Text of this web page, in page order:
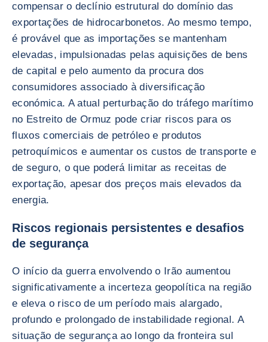
compensar o declínio estrutural do domínio das
exportações de hidrocarbonetos. Ao mesmo tempo,
é provável que as importações se mantenham
elevadas, impulsionadas pelas aquisições de bens
de capital e pelo aumento da procura dos
consumidores associado à diversificação
económica. A atual perturbação do tráfego marítimo
no Estreito de Ormuz pode criar riscos para os
fluxos comerciais de petróleo e produtos
petroquímicos e aumentar os custos de transporte e
de seguro, o que poderá limitar as receitas de
exportação, apesar dos preços mais elevados da
energia.
Riscos regionais persistentes e desafios
de segurança
O início da guerra envolvendo o Irão aumentou
significativamente a incerteza geopolítica na região
e eleva o risco de um período mais alargado,
profundo e prolongado de instabilidade regional. A
situação de segurança ao longo da fronteira sul